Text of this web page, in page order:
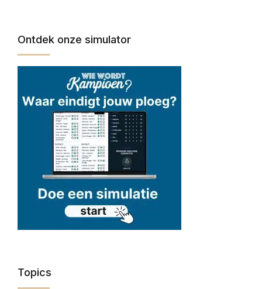
Ontdek onze simulator
Topics